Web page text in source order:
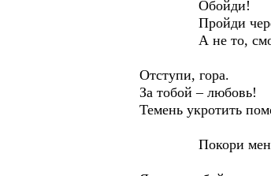
Обойди!
Пройди через
А не то,
Отступи, гора.
За тобой – любовь!
Темень укротить
Покори меня